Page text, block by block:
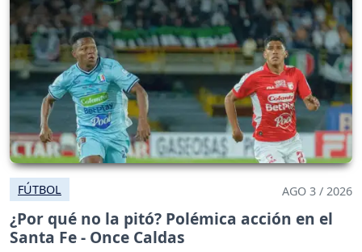
FÚTBOL AGO 3 / 2026
¿Por qué no la pitó? Polémica acción en el
Santa Fe - Once Caldas